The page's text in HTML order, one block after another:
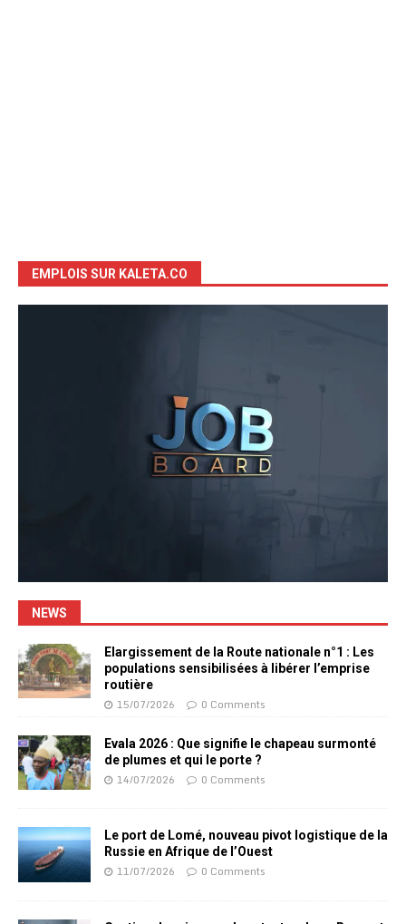
EMPLOIS SUR KALETA.CO
NEWS
Elargissement de la Route nationale n°1 : Les
populations sensibilisées à libérer l’emprise
routière
15/07/2026 0 Comments
Evala 2026 : Que signifie le chapeau surmonté
de plumes et qui le porte ?
14/07/2026 0 Comments
Le port de Lomé, nouveau pivot logistique de la
Russie en Afrique de l’Ouest
11/07/2026 0 Comments